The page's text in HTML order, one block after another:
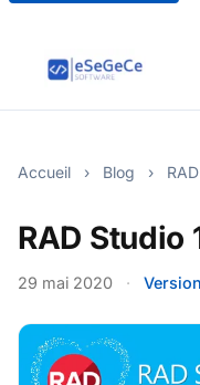
Accueil › Blog ›
RAD Studio
29 mai 2020 ·